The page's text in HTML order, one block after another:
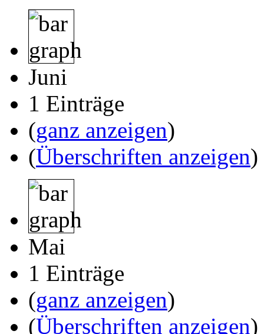
Juni
1 Einträge
(ganz anzeigen)
(Überschriften anzeigen)
Mai
1 Einträge
(ganz anzeigen)
(Überschriften anzeigen)